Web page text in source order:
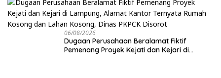
06/08/2026
Dugaan Perusahaan Beralamat Fiktif
Pemenang Proyek Kejati dan Kejari di